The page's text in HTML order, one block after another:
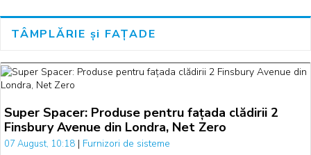
TÂMPLĂRIE și FAȚADE
Super Spacer: Produse pentru fațada clădirii 2
Finsbury Avenue din Londra, Net Zero
07 August, 10:18 | Furnizori de sisteme